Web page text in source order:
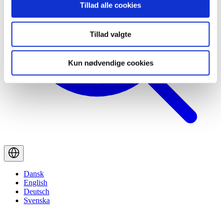
Tillad alle cookies
Tillad valgte
Kun nødvendige cookies
Dansk
English
Deutsch
Svenska